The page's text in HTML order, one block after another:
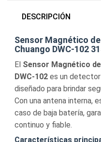
DESCRIPCIÓN
Sensor Magnético
Chuango DWC-102
El Sensor Magnético
DWC-102 es un detector
diseñado para brindar
Con una antena interna,
caso de baja batería,
continuo y fiable.
Características